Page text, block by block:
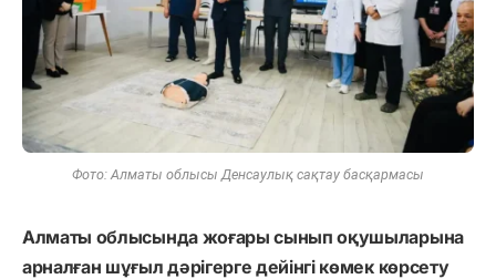
Фото: Алматы облысы Денсаулық сақтау басқармасы
Алматы облысында жоғары сынып оқушыларына
арналған шұғыл дәрігерге дейінгі көмек көрсету